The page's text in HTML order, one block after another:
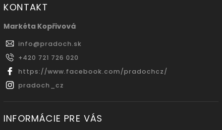
KONTAKT
Markéta Kopřivová
info@pradoch.sk
+420 721 726 020
https://www.facebook.com/pradochcz/
pradoch_cz
INFORMÁCIE PRE VÁS